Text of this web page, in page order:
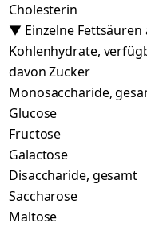
Cholesterin
▼ Einzelne Fettsäuren
Kohlenhydrate,
davon Zucker
Monosaccharide,
Glucose
Fructose
Galactose
Disaccharide, gesamt
Saccharose
Maltose